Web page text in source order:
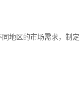
地区的市场需求，制